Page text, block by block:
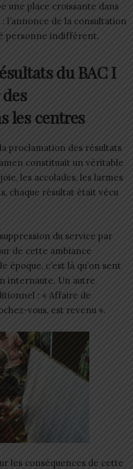
une place croissante dans
l’annonce de la consultation
personne indifférent.
du BAC I
les centres
proclamation des résultats
constituait un véritable
les accolades, les larmes
chaque résultat était vécu
du service par
de cette ambiance
époque, c’est là qu’on sent
internaute. Un autre
: « Affaire de
vous, est revenu ».
les conséquences de cette